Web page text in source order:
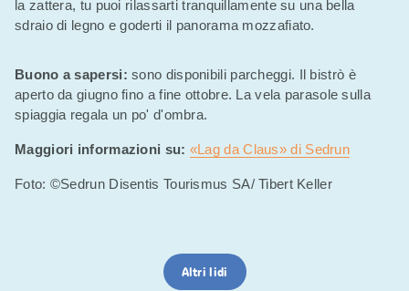
la zattera, tu puoi rilassarti tranquillamente su una bella
sdraio di legno e goderti il panorama mozzafiato.
Buono a sapersi:sono disponibili parcheggi. Il bistrò è
aperto da giugno fino a fine ottobre. La vela parasole sulla
spiaggia regala un po' d'ombra.
Maggiori informazioni su: «Lag da Claus» di Sedrun
Foto: ©Sedrun Disentis Tourismus SA/ Tibert Keller
Altri lidi